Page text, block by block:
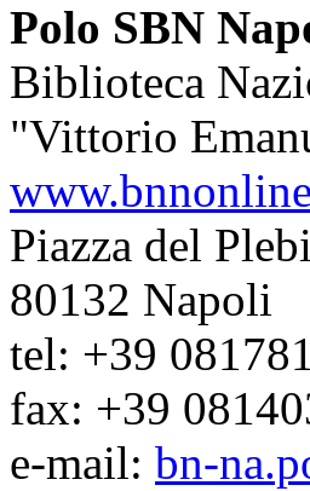
Polo SBN
Biblioteca
"Vittorio
Piazza del
80132 Napoli
tel: +39
fax: +39
e-mail: bn-